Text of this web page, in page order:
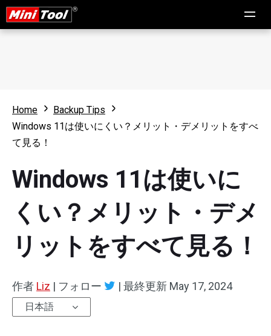
Home
Backup Tips
Windows 11は使いにくい？メリット・デメリットをすべ
て見る！
Windows 11は使いに
くい？メリット・デメ
リットをすべて見る！
作者 Liz | フォロー | 最終更新 May 17, 2024
日本語